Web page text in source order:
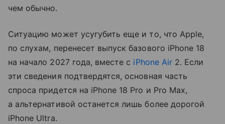
чем обычно.
Ситуацию может усугубить еще и то, что Apple,
по слухам, перенесет выпуск базового iPhone 18
на начало 2027 года, вместе с iPhone Air2. Если
эти сведения подтвердятся, основная часть
спроса придется на iPhone 18 Pro и Pro Max,
а альтернативой останется лишь более дорогой
iPhone Ultra.